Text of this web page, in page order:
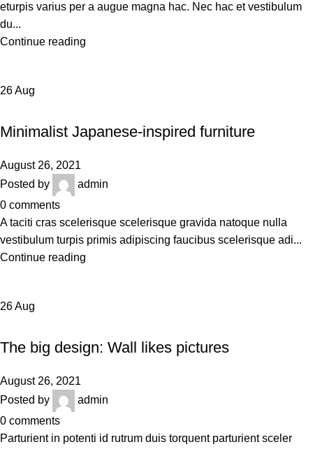
eturpis varius per a augue magna hac. Nec hac et vestibulum
du...
Continue reading
26Aug
Minimalist Japanese-inspired furniture
August 26, 2021
Posted by
admin
0 comments
A taciti cras scelerisque scelerisque gravida natoque nulla
vestibulum turpis primis adipiscing faucibus scelerisque adi...
Continue reading
26Aug
The big design: Wall likes pictures
August 26, 2021
Posted by
admin
0 comments
Parturient in potenti id rutrum duis torquent parturient sceler